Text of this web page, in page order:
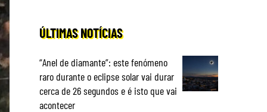
ÚLTIMAS NOTÍCIAS
“Anel de diamante”: este fenómeno
raro durante o eclipse solar vai durar
cerca de 26 segundos e é isto que vai
acontecer